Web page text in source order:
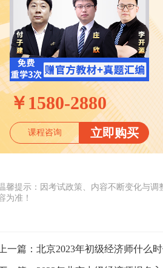
￥ 1580-2880
课程咨询 立即购买
馨提示：因考试政策、内容不断变化与
为准！
上一篇： 北京2023年初级经济师什么